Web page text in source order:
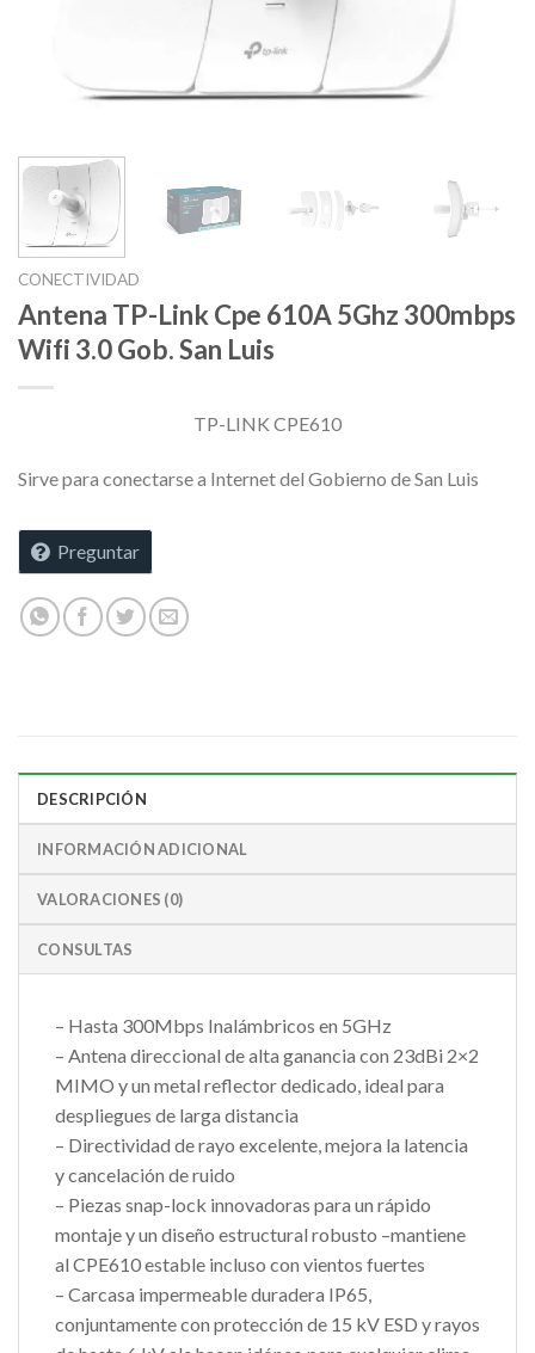
CONECTIVIDAD
Antena TP-Link Cpe 610A 5Ghz 300mbps
Wifi 3.0 Gob. San Luis
TP-LINK CPE610
Sirve para conectarse a Internet del Gobierno de San Luis
Preguntar
DESCRIPCIÓN
INFORMACIÓN ADICIONAL
VALORACIONES (0)
CONSULTAS
– Hasta 300Mbps Inalámbricos en 5GHz
– Antena direccional de alta ganancia con 23dBi 2×2
MIMO y un metal reflector dedicado, ideal para
despliegues de larga distancia
– Directividad de rayo excelente, mejora la latencia
y cancelación de ruido
– Piezas snap-lock innovadoras para un rápido
montaje y un diseño estructural robusto –mantiene
al CPE610 estable incluso con vientos fuertes
– Carcasa impermeable duradera IP65,
conjuntamente con protección de 15 kV ESD y rayos